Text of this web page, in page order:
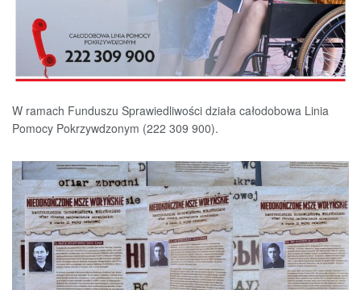
W ramach Funduszu Sprawiedliwości działa całodobowa Linia
Pomocy Pokrzywdzonym (222 309 900).